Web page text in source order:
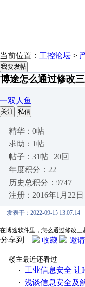
当前位置： 工控论坛 >
我要发帖
博途怎么通过修改
一双人鱼
关注 私信
精华：0帖
求助：1帖
帖子：31帖 | 20回
年度积分：22
历史总积分：9747
注册：2016年1月22日
发表于：2022-09-15 13:07:14
在博途软件里，怎么通过修改
分享到： 收藏 邀
楼主最近还看过
·
工业信息安全 让
· 浅谈信息安全及